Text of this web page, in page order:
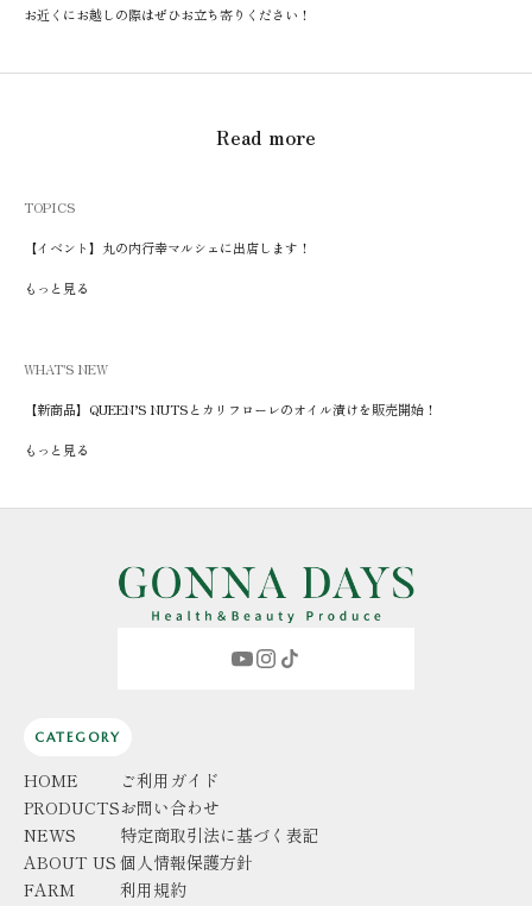
お近くにお越しの際はぜひお立ち寄りください！
Read more
TOPICS
【イベント】丸の内行幸マルシェに出店します！
もっと見る
WHAT'S NEW
【新商品】QUEEN’S NUTSとカリフローレのオイル漬けを販売開始！
もっと見る
CATEGORY
HOME
PRODUCTS
NEWS
ABOUT US
FARM
ご利用ガイド
お問い合わせ
特定商取引法に基づく表記
個人情報保護方針
利用規約